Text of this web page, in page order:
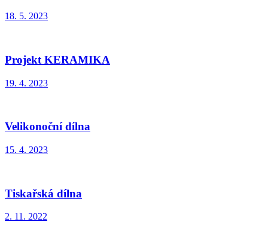
18. 5. 2023
Projekt KERAMIKA
19. 4. 2023
Velikonoční dílna
15. 4. 2023
Tiskařská dílna
2. 11. 2022